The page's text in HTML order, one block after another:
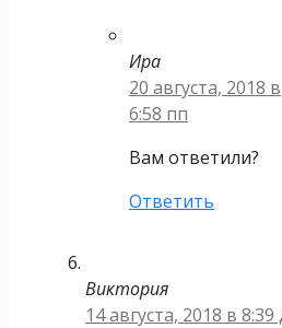
Ира
20 августа, 2018 в
6:58 пп
Вам ответили?
Ответить
Виктория
14 августа, 2018 в 8:39